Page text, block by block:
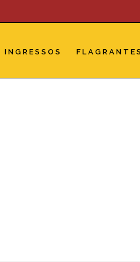
INGRESSOS